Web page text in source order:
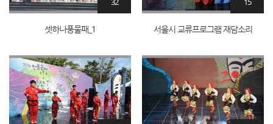
셋하나풍물패_1 서울시 교류프로그램 재담소리